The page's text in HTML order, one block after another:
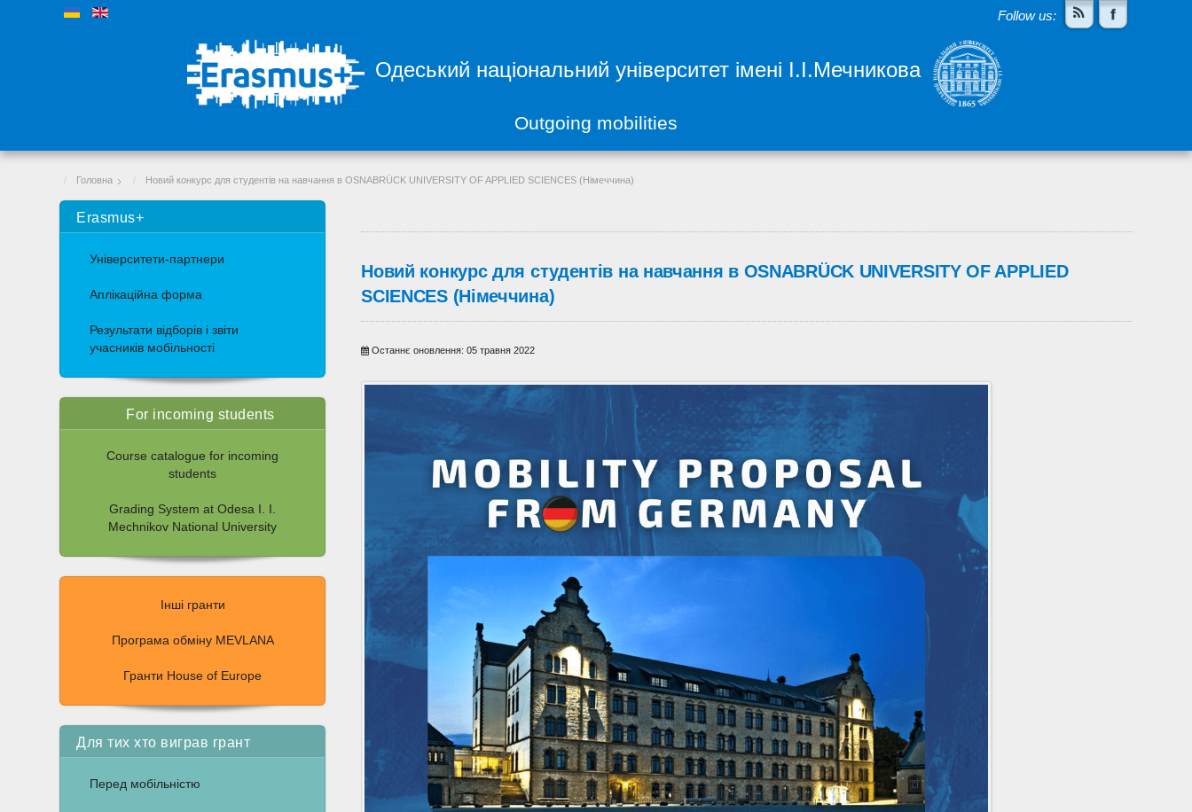
Follow us:
Одеський національний університет імені І.І.Мечникова
Outgoing mobilities
Головна Новий конкурс для студентів на навчання в OSNABRÜCK UNIVERSITY OF APPLIED SCIENCES (Німеччина)
Erasmus+
Університети-партнери
Аплікаційна форма
Результати відборів і звіти
учасників мобільності
For incoming students
Course catalogue for incoming
students
Grading System at Odesa I. I.
Mechnikov National University
Інші гранти
Програма обміну MEVLANA
Гранти House of Europe
Для тих хто виграв грант
Перед мобільністю
Новий конкурс для студентів на навчання в OSNABRÜCK UNIVERSITY OF APPLIED
SCIENCES (Німеччина)
Останнє оновлення: 05 травня 2022